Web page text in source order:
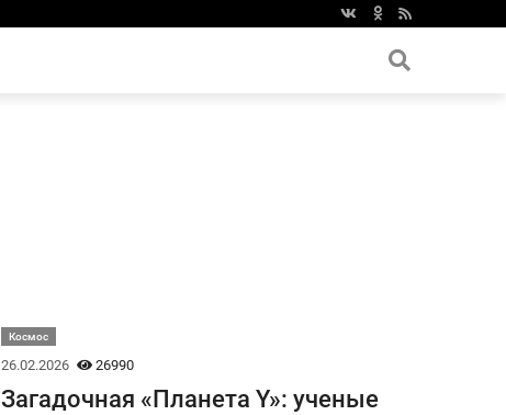
Космос
26.02.2026 26990
Загадочная «Планета Y»: ученые